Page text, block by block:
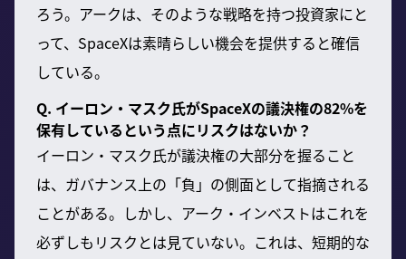
ろう。アークは、そのような戦略を持つ投資家にと
って、SpaceXは素晴らしい機会を提供すると確信
している。
Q. イーロン・マスク氏がSpaceXの議決権の82%を
保有しているという点にリスクはないか？
イーロン・マスク氏が議決権の大部分を握ること
は、ガバナンス上の「負」の側面として指摘される
ことがある。しかし、アーク・インベストはこれを
必ずしもリスクとは見ていない。これは、短期的な